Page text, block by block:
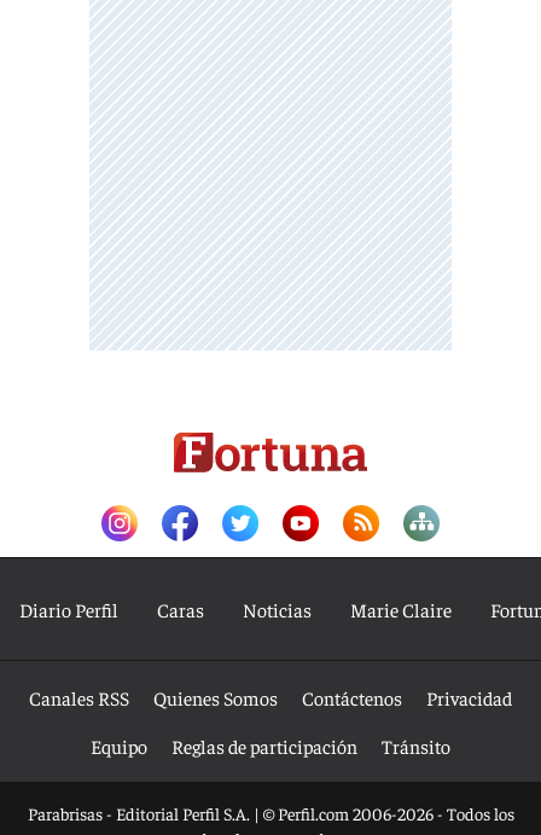
Diario Perfil Caras Noticias Marie Claire
Canales RSS Quienes Somos Contáctenos
Privacidad
Equipo
Reglas de participación Tránsito
Parabrisas - Editorial Perfil S.A. | © Perfil.com 2006-2026 - Todos los